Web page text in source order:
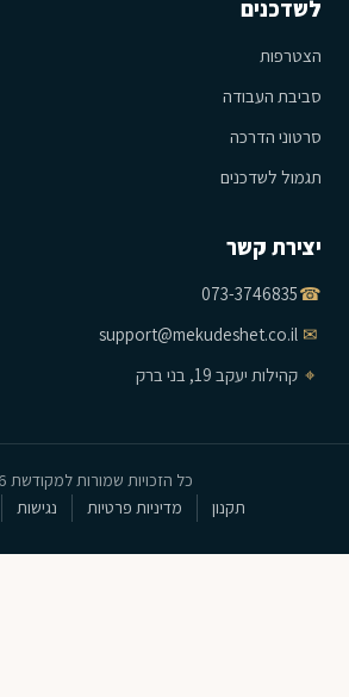
לשדכנים
הצטרפות
סביבת העבודה
סרטוני הדרכה
תגמול לשדכנים
יצירת קשר
☎
073-3746835
✉
support@mekudeshet.co.il
⌖ קהילות יעקב 19, בני ברק
כל הזכויות שמורות למקודשת 2026
תקנון
מדיניות פרטיות נגישות